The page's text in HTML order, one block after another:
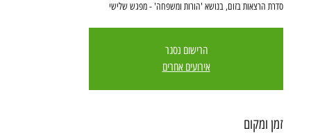
סדרת הרצאות בזום, בנושא 'הורות ומשפחה' - מפגש שלישי
הרישום נסגר
אירועים אחרים
זמן ומקום